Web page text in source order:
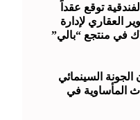
توقع عقداً
العقاري لإدارة
في منتجع “بالي”
السينمائي
المأساوية في